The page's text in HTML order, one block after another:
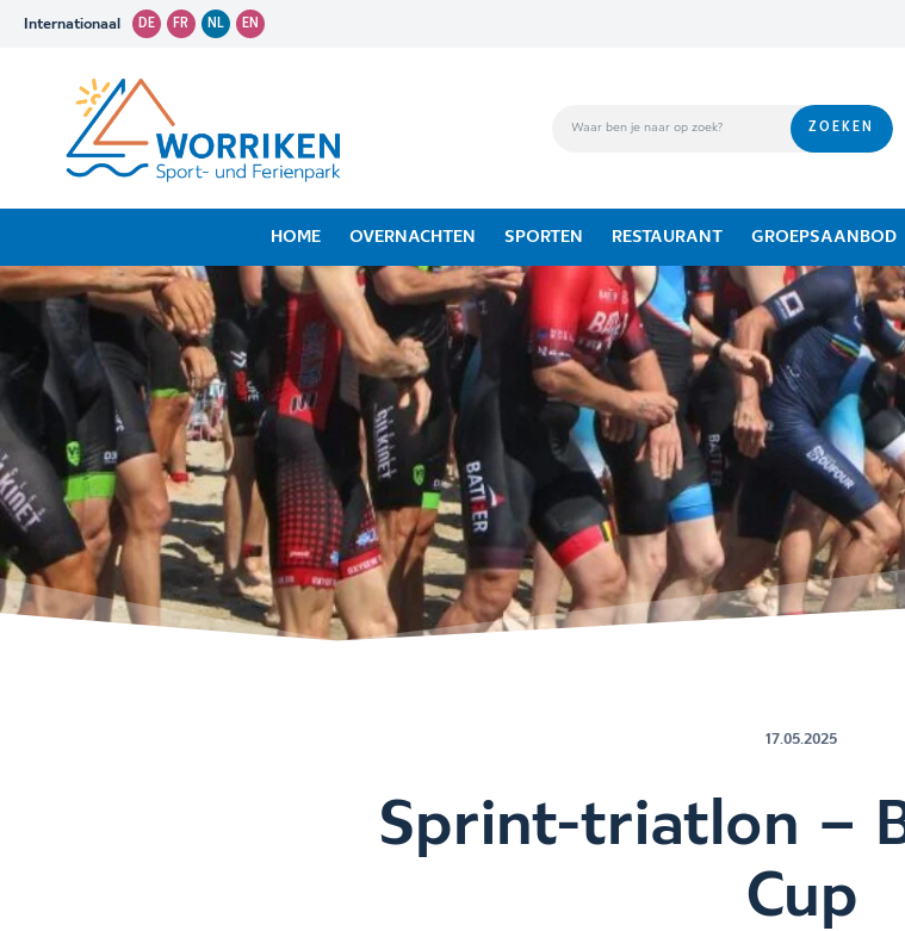
Internationaal DE FR NL EN
HOME OVERNACHTEN SPORTEN RESTAURANT GROEPSAANBOD
17.05.2025
Sprint-triatlon –
Cup